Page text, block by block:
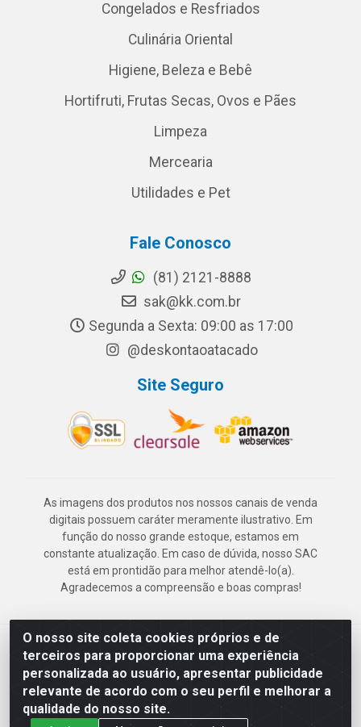
O nosso site coleta cookies próprios e de
terceiros para proporcionar uma experiência
personalizada ao usuário, apresentar publicidade
relevante de acordo com o seu perfil e melhorar a
qualidade do nosso site.
Congelados e Resfriados
Culinária Oriental
Higiene, Beleza e Bebê
Hortifruti, Frutas Secas, Ovos e Pães
Limpeza
Mercearia
Utilidades e Pet
Fale Conosco
(81) 2121-8888
sak@kk.com.br
Segunda a Sexta: 09:00 as 17:00
@deskontaoatacado
Site Seguro
As imagens dos produtos nos nossos canais de venda
digitais possuem caráter meramente ilustrativo. Em
função do nosso grande estoque, estamos em
constante atualização. Em caso de dúvida, nosso SAC
está em prontidão para melhor atendê-lo(a).
Agradecemos a compreensão e boas compras!
Deskontão Atacado - Av. Marechal Mascarenhas de Morais, 2471 -
Imbiribeira - Recife/PE - CEP 51.150-001 - CNPJ 24.150.377/0003-
57